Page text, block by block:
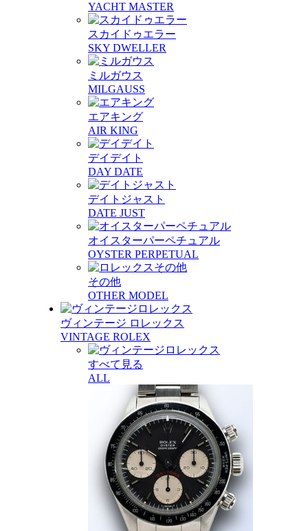
YACHT MASTER
スカイドゥエラー
SKY DWELLER
ミルガウス
MILGAUSS
エアキング
AIR KING
デイデイト
DAY DATE
デイトジャスト
DATE JUST
オイスターパーペチュアル
OYSTER PERPETUAL
その他
OTHER MODEL
ヴィンテージ ロレックス
VINTAGE ROLEX
すべて見る
ALL